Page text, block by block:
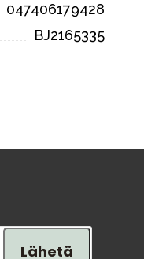
047406179428
BJ2165335
Lähetä